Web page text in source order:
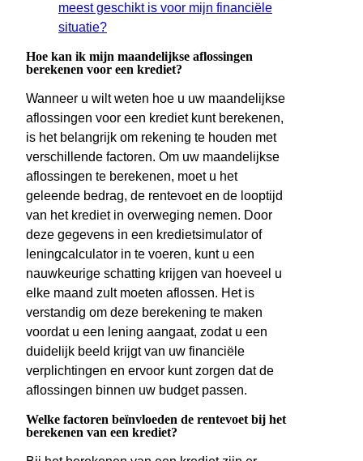
meest geschikt is voor mijn financiële
situatie?
Hoe kan ik mijn maandelijkse aflossingen
berekenen voor een krediet?
Wanneer u wilt weten hoe u uw maandelijkse
aflossingen voor een krediet kunt berekenen,
is het belangrijk om rekening te houden met
verschillende factoren. Om uw maandelijkse
aflossingen te berekenen, moet u het
geleende bedrag, de rentevoet en de looptijd
van het krediet in overweging nemen. Door
deze gegevens in een kredietsimulator of
leningcalculator in te voeren, kunt u een
nauwkeurige schatting krijgen van hoeveel u
elke maand zult moeten aflossen. Het is
verstandig om deze berekening te maken
voordat u een lening aangaat, zodat u een
duidelijk beeld krijgt van uw financiële
verplichtingen en ervoor kunt zorgen dat de
aflossingen binnen uw budget passen.
Welke factoren beïnvloeden de rentevoet bij het
berekenen van een krediet?